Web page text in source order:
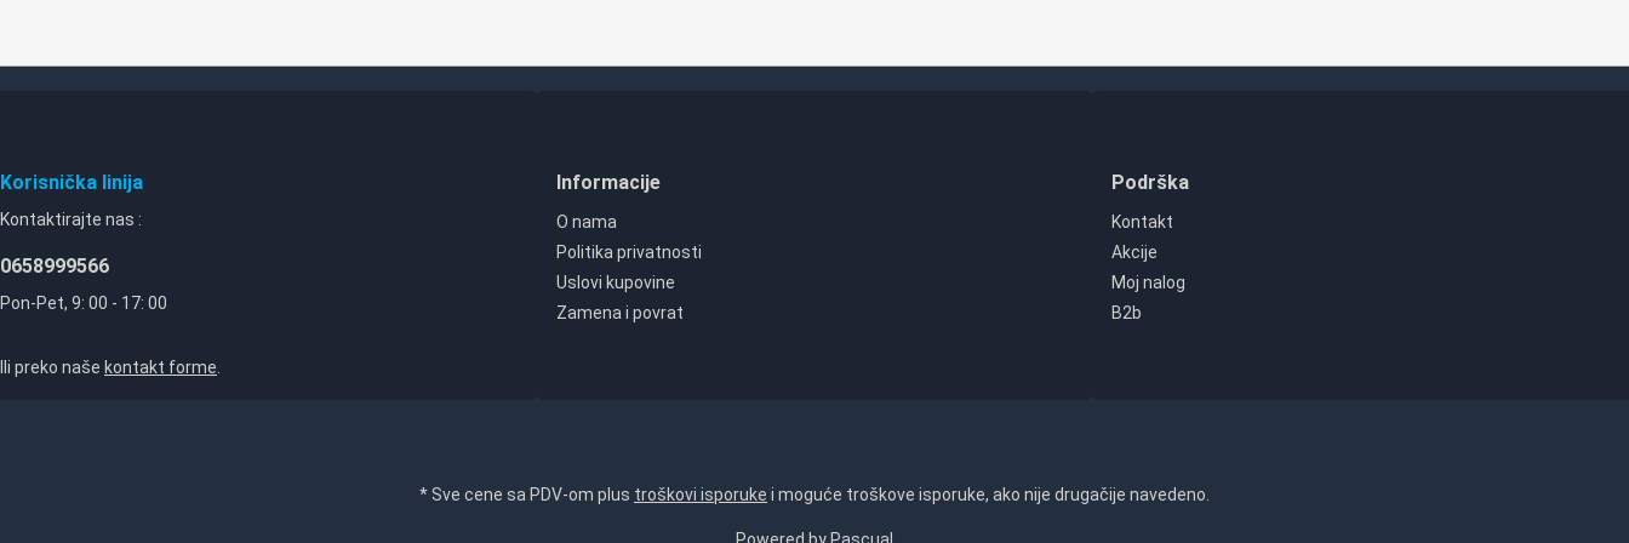
Korisnička linija
Kontaktirajte nas :
0658999566
Pon-Pet, 9: 00 - 17: 00
Ili preko naše kontakt forme
Informacije
O nama
Politika privatnosti
Uslovi kupovine
Zamena i povrat
Podrška
Kontakt
Akcije
Moj nalog
B2b
* Sve cene sa PDV-om plus troškovi isporuke i moguće troškove isporuke, ako nije drugačije navedeno.